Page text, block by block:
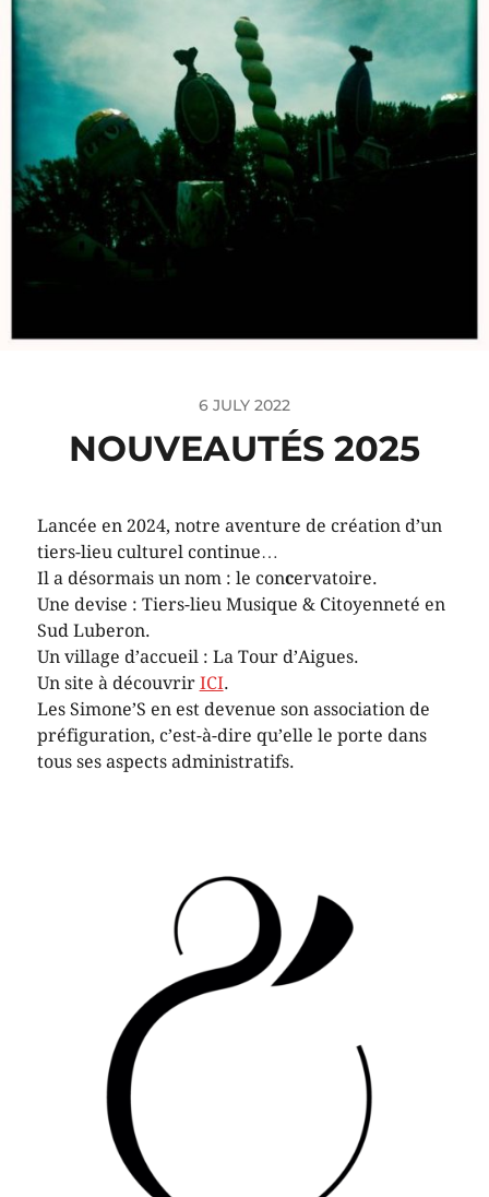
6 JULY 2022
NOUVEAUTÉS 2025
Lancée en 2024, notre aventure de création d’un
tiers-lieu culturel continue…
Il a désormais un nom : le concervatoire.
Une devise : Tiers-lieu Musique & Citoyenneté en
Sud Luberon.
Un village d’accueil : La Tour d’Aigues.
Un site à découvrir ICI.
Les Simone’S en est devenue son association de
préfiguration, c’est-à-dire qu’elle le porte dans
tous ses aspects administratifs.